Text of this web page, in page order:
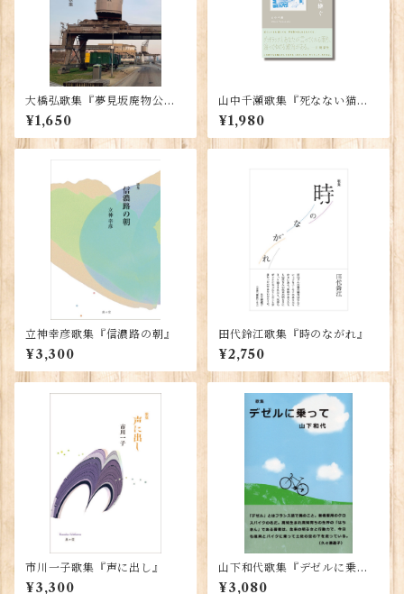
大橋弘歌集『夢見坂廃物公
園』
¥1,650
山中千瀬歌集『死なない猫を
継ぐ』
¥1,980
立神幸彦歌集『信濃路の朝』
¥3,300
田代鈴江歌集『時のながれ』
¥2,750
市川一子歌集『声に出し』
¥3,300
山下和代歌集『デゼルに乗っ
て』
¥3,080